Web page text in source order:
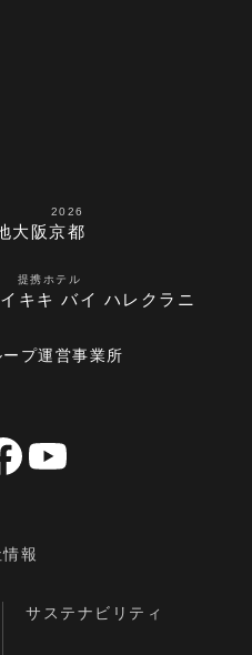
大阪
2026
京都
提携ホテル
キキ バイ ハレクラニ
プ運営事業所
報
サステナビリティ